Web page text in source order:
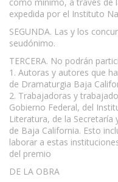
expedida por el Instituto
SEGUNDA. Las y los
seudónimo.
TERCERA. No podrán
1. Autoras y autores que
de Dramaturgia Baja
2. Trabajadoras y
Gobierno Federal, del
Literatura, de la
de Baja California. Esto
laborar a estas
del premio
DE LA OBRA